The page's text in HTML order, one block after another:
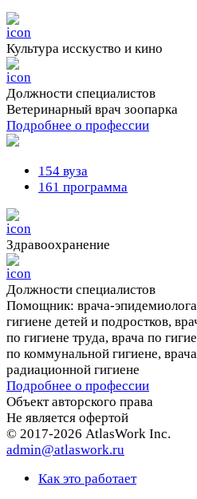
Культура исскуство и кино
Должности cпециалистов
Ветеринарный врач зоопарка
Подробнее о профессии
154 вуза
161 программа
Здравоохранение
Должности cпециалистов
Помощник: врача-
гигиене детей и подростков,
по гигиене труда, врача по
по коммунальной гигиене,
радиационной гигиене
Подробнее о профессии
Объект авторского права
Не является офертой
© 2017-2026 AtlasWork Inc.
admin@atlaswork.ru
Как это работает